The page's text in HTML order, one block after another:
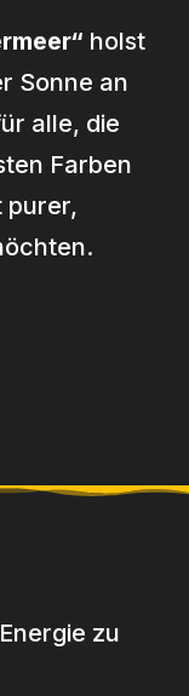
holst
Sonne an
alle, die
Farben
purer,
zu